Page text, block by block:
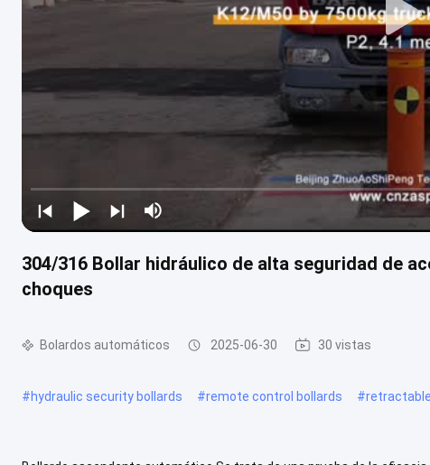
304/316 Bollar hidráulico de alta seguridad de
choques
Bolardos automáticos 2025-06-30 30 vistas
#hydraulic security bollards #remote control bollards #